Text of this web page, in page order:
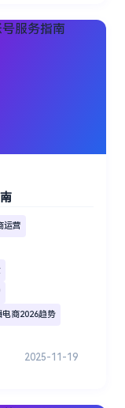
运营
商2026趋势
2025-11-19